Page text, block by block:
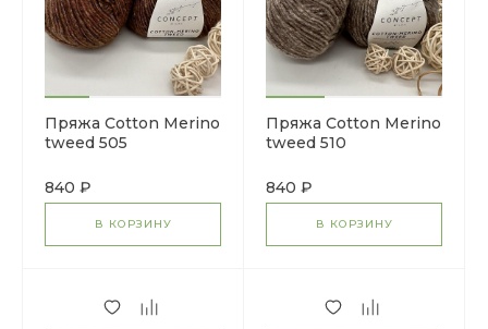
Пряжа Cotton Merino
tweed 505
840 ₽
В КОРЗИНУ
Пряжа Cotton Merino
tweed 510
840 ₽
В КОРЗИНУ